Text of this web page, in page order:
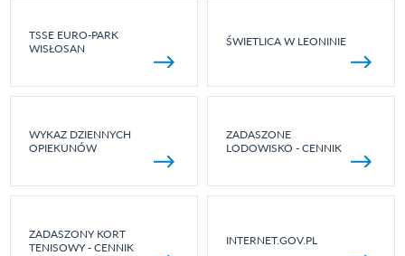
TSSE EURO-PARK
WISŁOSAN
ŚWIETLICA W LEONINIE
WYKAZ DZIENNYCH
OPIEKUNÓW
ZADASZONE
LODOWISKO - CENNIK
ZADASZONY KORT
TENISOWY - CENNIK
INTERNET.GOV.PL